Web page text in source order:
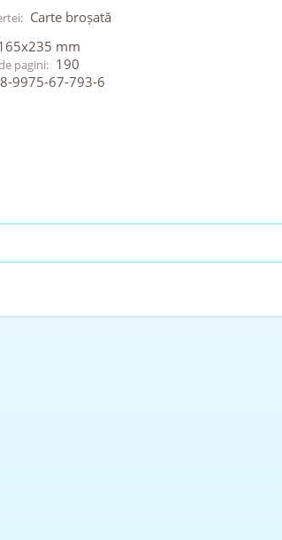
Carte broșată
mm
pagini: 190
9975-67-793-6